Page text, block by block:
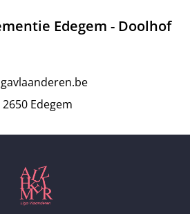
Edegem - Doolhof
Edegem